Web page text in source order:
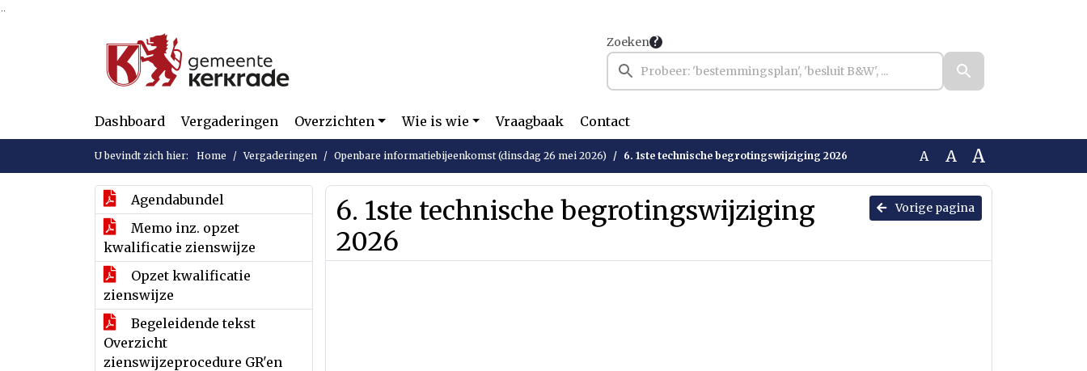
Zoeken
Dashboard Vergaderingen Overzichten Wie is wie Vraagbaak Contact
U bevindt zich hier: Home Vergaderingen Openbare informatiebijeenkomst (dinsdag 26 mei 2026) 6. 1ste technische begrotingswijziging 2026 A A A
Agendabundel
Memo inz. opzet
kwalificatie zienswijze
Opzet kwalificatie
zienswijze
Begeleidende tekst
Overzicht
zienswijzeprocedure GR'en
Vorige pagina
6. 1ste technische begrotingswijziging
2026